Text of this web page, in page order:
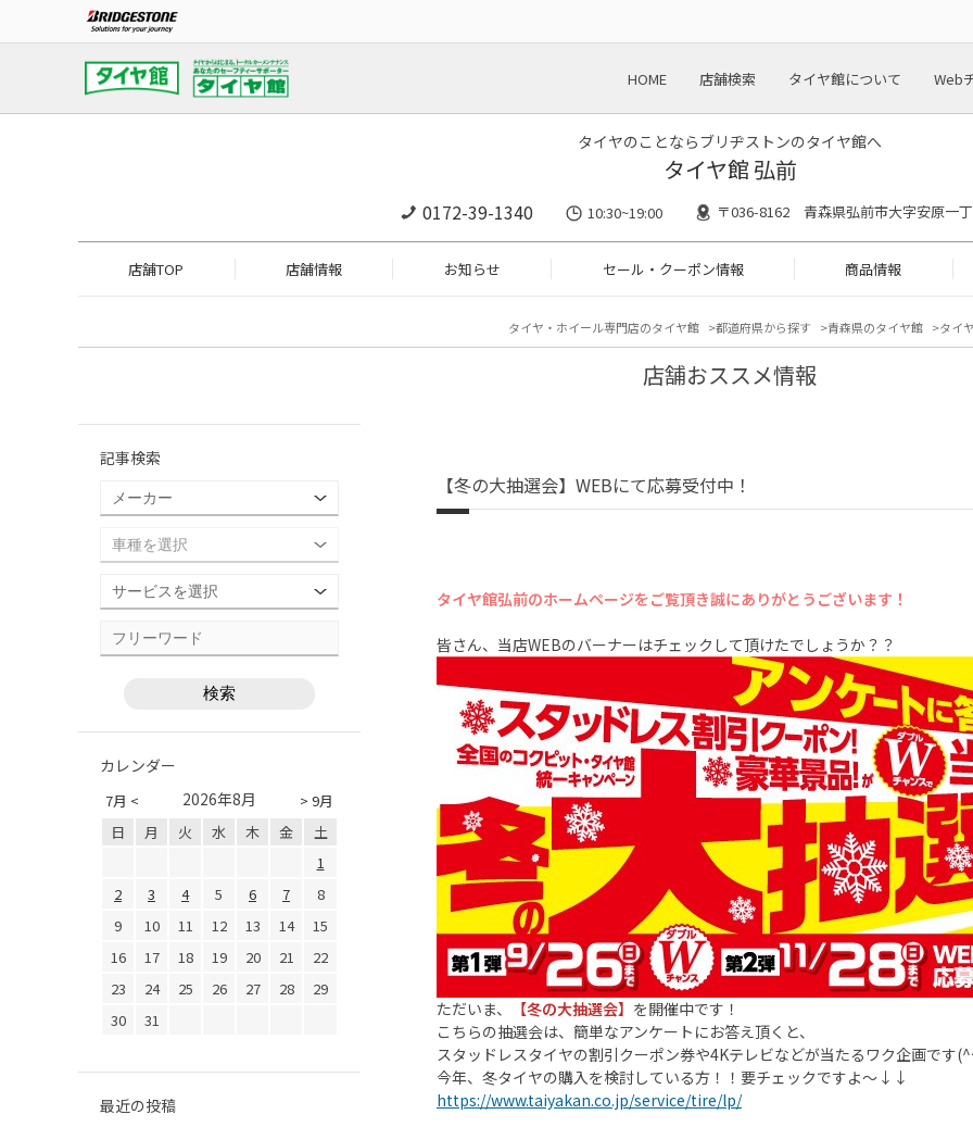
HOME 店舗検索 タイヤ館について Web
タイヤのことならブリヂストンのタイヤ館へ
タイヤ館 弘前
0172-39-1340 10:30~19:00 〒036-8162 青森県弘前市大字安原一
店舗TOP 店舗情報 お知らせ セール・クーポン情報 商品情報
タイヤ・ホイール専門店のタイヤ館 都道府県から探す 青森県のタイヤ館 タイ
店舗おススメ情報
【冬の大抽選会】WEBにて応募受付中！
タイヤ館弘前のホームページをご覧頂き誠にありがとうございます！
皆さん、当店WEBのバーナーはチェックして頂けたでしょうか？？
ただいま、 【冬の大抽選会】 を開催中です！
こちらの抽選会は、簡単なアンケートにお答え頂くと、
スタッドレスタイヤの割引クーポン券や4Kテレビなどが当たるワク企画です
今年、冬タイヤの購入を検討している方！！要チェックですよ～↓↓
https://www.taiyakan.co.jp/service/tire/lp/
記事検索
カレンダー
7月 < > 9月
2026年8月
日 月 火 水 木 金
土
1
2
3 4 5 6 7
8
9
10 11 12 13 14
15
16
17 18 19 20 21
22
23
24 25 26 27 28
29
30
31
最近の投稿